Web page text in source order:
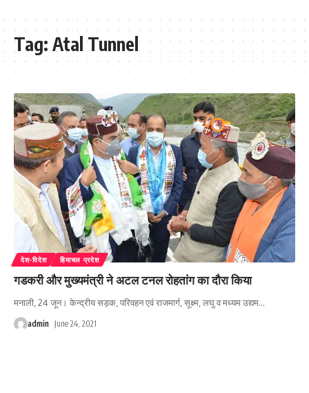
Tag: Atal Tunnel
देश-विदेश हिमाचल प्रदेश
गडकरी और मुख्यमंत्री ने अटल टनल रोहतांग का दौरा किया
मनाली, 24 जून। केन्द्रीय सड़क, परिवहन एवं राजमार्ग, सूक्ष्म, लघु व मध्यम उद्यम…
admin June 24, 2021